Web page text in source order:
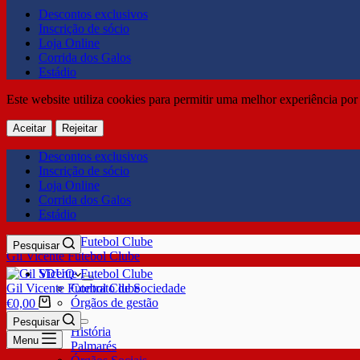
Descontos exclusivos
Inscrição de sócio
Loja Online
Corrida dos Galos
Estádio
Este website utiliza cookies para permitir uma melhor experiência
Aceitar Rejeitar
Descontos exclusivos
Inscrição de sócio
Loja Online
Corrida dos Galos
Estádio
Gil Vicente Futebol Clube
Pesquisar
SDUQ
Contrato de Sociedade
Órgãos de gestão
Clube
História
Palmarés
Gil Vicente Futebol Clube
€0,00
Pesquisar
Menu